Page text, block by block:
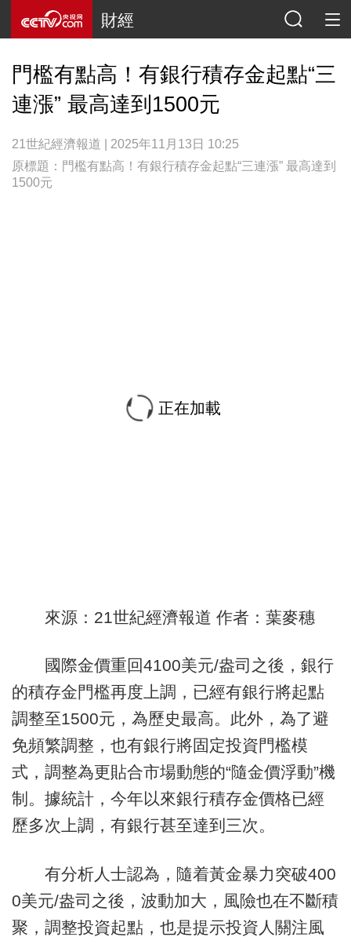
財經
門檻有點高！有銀行積存金起點“三
連漲” 最高達到1500元
21世紀經濟報道 | 2025年11月13日 10:25
原標題：門檻有點高！有銀行積存金起點“三連漲” 最高達到
1500元
正在加載
來源：21世紀經濟報道 作者：葉麥穗
國際金價重回4100美元/盎司之後，銀行
的積存金門檻再度上調，已經有銀行將起點
調整至1500元，為歷史最高。此外，為了避
免頻繁調整，也有銀行將固定投資門檻模
式，調整為更貼合市場動態的“隨金價浮動”機
制。據統計，今年以來銀行積存金價格已經
歷多次上調，有銀行甚至達到三次。
有分析人士認為，隨着黃金暴力突破400
0美元/盎司之後，波動加大，風險也在不斷積
聚，調整投資起點，也是提示投資人關注風